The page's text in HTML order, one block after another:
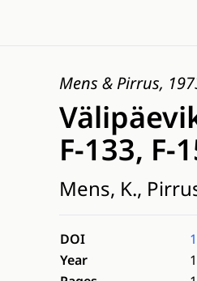
Mens & Pirrus,
F-133, F-
Mens, K.,
DOI
Year